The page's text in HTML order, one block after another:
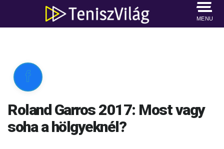
MENU

Roland Garros 2017: Most vagy
soha a hölgyeknél?